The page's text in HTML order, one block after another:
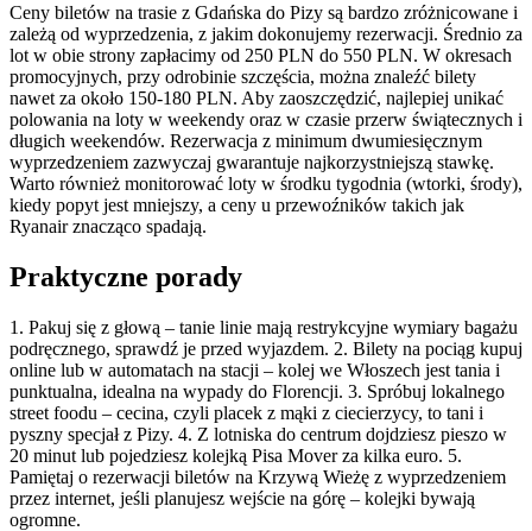
Ceny biletów na trasie z Gdańska do Pizy są bardzo zróżnicowane i
zależą od wyprzedzenia, z jakim dokonujemy rezerwacji. Średnio za
lot w obie strony zapłacimy od 250 PLN do 550 PLN. W okresach
promocyjnych, przy odrobinie szczęścia, można znaleźć bilety
nawet za około 150-180 PLN. Aby zaoszczędzić, najlepiej unikać
polowania na loty w weekendy oraz w czasie przerw świątecznych i
długich weekendów. Rezerwacja z minimum dwumiesięcznym
wyprzedzeniem zazwyczaj gwarantuje najkorzystniejszą stawkę.
Warto również monitorować loty w środku tygodnia (wtorki, środy),
kiedy popyt jest mniejszy, a ceny u przewoźników takich jak
Ryanair znacząco spadają.
Praktyczne porady
1. Pakuj się z głową – tanie linie mają restrykcyjne wymiary bagażu
podręcznego, sprawdź je przed wyjazdem. 2. Bilety na pociąg kupuj
online lub w automatach na stacji – kolej we Włoszech jest tania i
punktualna, idealna na wypady do Florencji. 3. Spróbuj lokalnego
street foodu – cecina, czyli placek z mąki z ciecierzycy, to tani i
pyszny specjał z Pizy. 4. Z lotniska do centrum dojdziesz pieszo w
20 minut lub pojedziesz kolejką Pisa Mover za kilka euro. 5.
Pamiętaj o rezerwacji biletów na Krzywą Wieżę z wyprzedzeniem
przez internet, jeśli planujesz wejście na górę – kolejki bywają
ogromne.